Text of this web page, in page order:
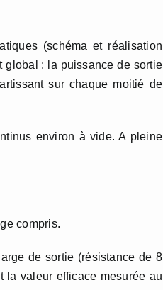
(schéma et réalisation
global : la puissance de sortie
sur chaque moitié de
environ à vide. A pleine
compris.
de sortie (résistance de 8
la valeur efficace mesurée au